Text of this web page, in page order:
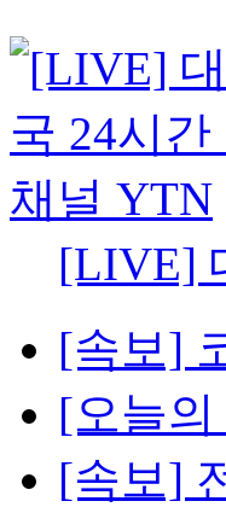
[LIVE]
[속보]
[오늘의
[속보]